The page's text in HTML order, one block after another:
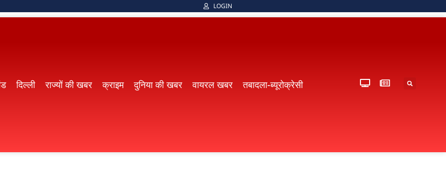
LOGIN
दिल्ली राज्यों की खबर क्राइम दुनिया की खबर वायरल खबर
तबादला-ब्यूरोक्रेसी